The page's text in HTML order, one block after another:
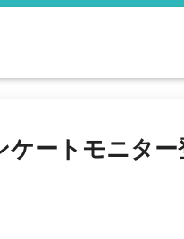
ケートモニター